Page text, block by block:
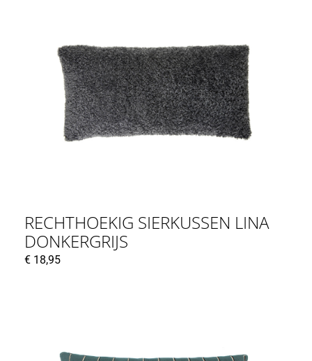
RECHTHOEKIG SIERKUSSEN LINA
DONKERGRIJS
€ 18,95